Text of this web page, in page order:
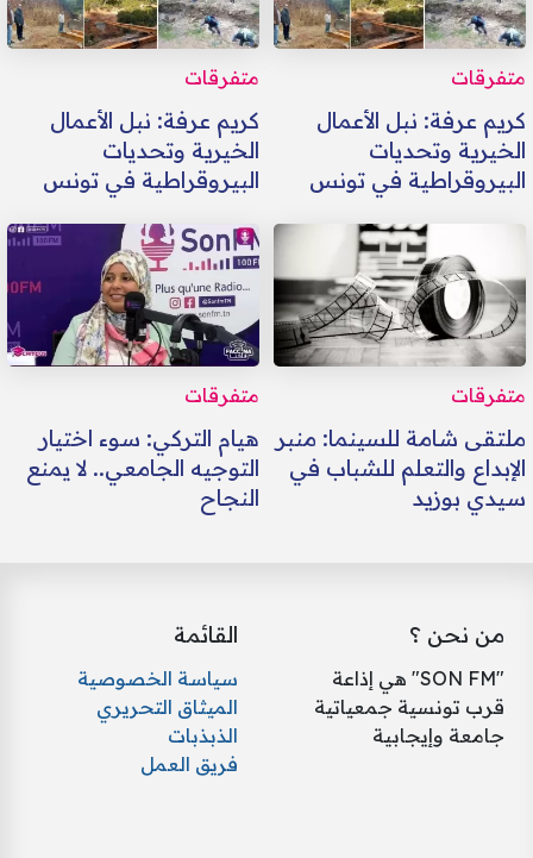
متفرقات
كريم عرفة: نبل الأعمال
الخيرية وتحديات
البيروقراطية في تونس
متفرقات
كريم عرفة: نبل الأعمال
الخيرية وتحديات
البيروقراطية في تونس
متفرقات
ملتقى شامة للسينما: منبر
الإبداع والتعلم للشباب في
سيدي بوزيد
متفرقات
هيام التركي: سوء اختيار
التوجيه الجامعي.. لا يمنع
النجاح
من نحن ؟
"SON FM" هي إذاعة
قرب تونسية جمعياتية
جامعة وإيجابية
القائمة
سياسة الخصوصية
الميثاق التحريري
الذبذبات
فريق العمل